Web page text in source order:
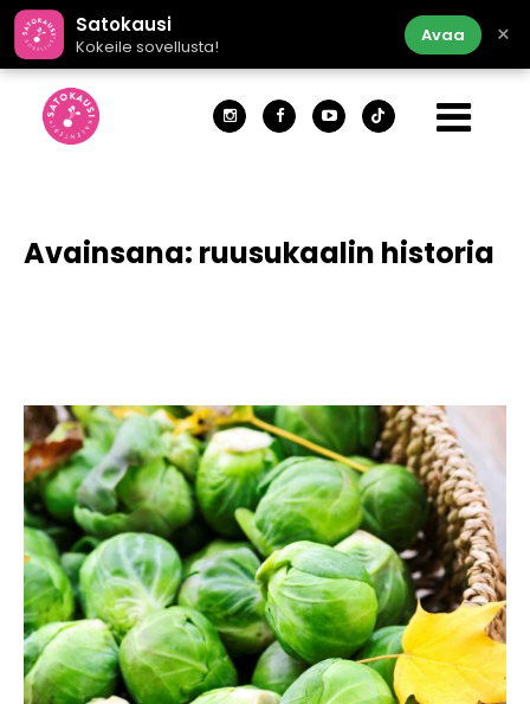
Satokausi
Kokeile sovellusta!
Avaa ×
Avainsana: ruusukaalin historia